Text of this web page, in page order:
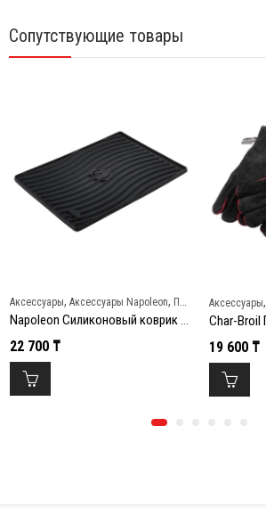
Сопутствующие товары
Аксессуары, Аксессуары Napoleon, Подставки и ростеры
Napoleon Силиконовый коврик 27х37 см
22 700 ₸
Аксессуары,
19 600 ₸